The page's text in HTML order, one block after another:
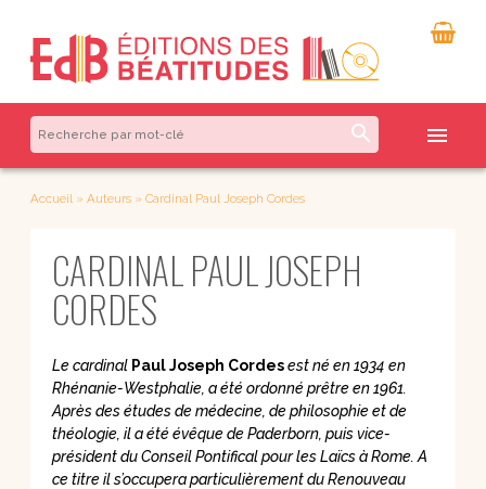
search menu
Accueil » Auteurs » Cardinal Paul Joseph Cordes
CARDINAL PAUL JOSEPH
CORDES
Le cardinal Paul Joseph Cordesest né en 1934 en
Rhénanie-Westphalie, a été ordonné prêtre en 1961.
Après des études de médecine, de philosophie et de
théologie, il a été évêque de Paderborn, puis vice-
président du Conseil Pontifical pour les Laïcs à Rome. A
ce titre il s’occupera particulièrement du Renouveau